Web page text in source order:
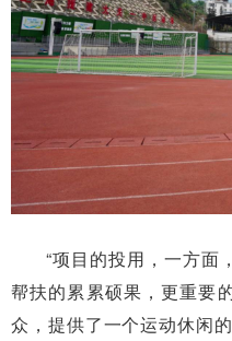
“项目的投用，一方面
帮扶的累累硕果，更重要
众，提供了一个运动休闲